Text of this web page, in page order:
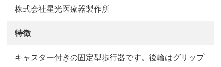
株式会社星光医療器製作所
特徴
キャスター付きの固定型歩行器です。後輪はグリップ